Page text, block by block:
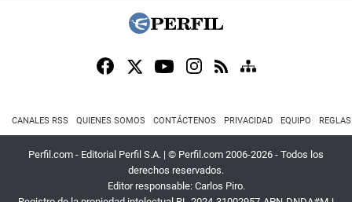
CANALES RSS QUIENES SOMOS CONTÁCTENOS PRIVACIDAD EQUIPO
Perfil.com - Editorial Perfil S.A. | © Perfil.com 2006-2026 - Todos los
derechos reservados.
Editor responsable: Carlos Piro.